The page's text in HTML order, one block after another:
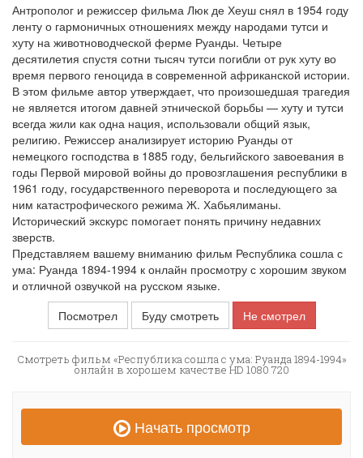
Антрополог и режиссер фильма Люк де Хеуш снял в 1954 году
ленту о гармоничных отношениях между народами тутси и
хуту на животноводческой ферме Руанды. Четыре
десятилетия спустя сотни тысяч тутси погибли от рук хуту во
время первого геноцида в современной африканской истории.
В этом фильме автор утверждает, что произошедшая трагедия
не является итогом давней этнической борьбы — хуту и тутси
всегда жили как одна нация, использовали общий язык,
религию. Режиссер анализирует историю Руанды от
немецкого господства в 1885 году, бельгийского завоевания в
годы Первой мировой войны до провозглашения республики в
1961 году, государственного переворота и последующего за
ним катастрофического режима Ж. Хабьялиманы.
Исторический экскурс помогает понять причину недавних
зверств.
Представляем вашему вниманию фильм Республика сошла с
ума: Руанда 1894-1994 к онлайн просмотру с хорошим звуком
и отличной озвучкой на русском языке.
Посмотрел
Буду смотреть Не смотрел
Смотреть фильм «Республика сошла с ума: Руанда 1894-1994»
онлайн в хорошем качестве HD 1080 720
Начать просмотр